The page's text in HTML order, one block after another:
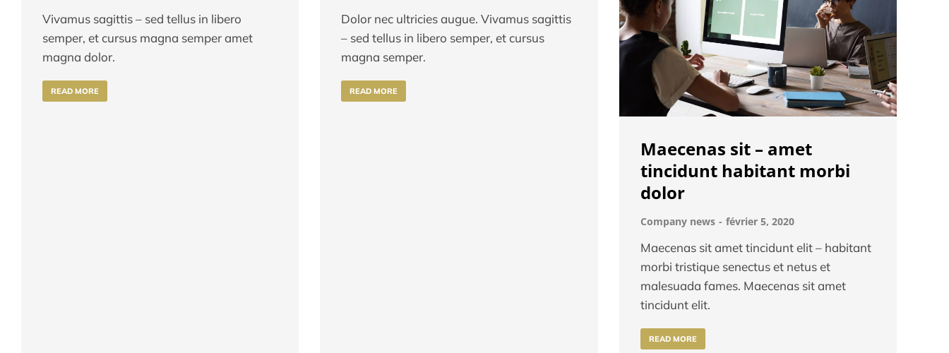
Vivamus sagittis – sed tellus in libero
semper, et cursus magna semper amet
magna dolor.
READ MORE
Dolor nec ultricies augue. Vivamus sagittis
– sed tellus in libero semper, et cursus
magna semper.
READ MORE
Maecenas sit – amet
tincidunt habitant morbi
dolor
Company news février 5, 2020
Maecenas sit amet tincidunt elit – habitant
morbi tristique senectus et netus et
malesuada fames. Maecenas sit amet
tincidunt elit.
READ MORE